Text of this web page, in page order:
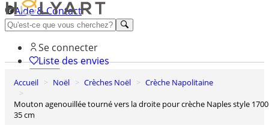
Aide & Contact
Découvrez Premium
Se connecter
Liste des envies
0
Accueil Noël Crèches Noël
Crèche Napolitaine
Mouton agenouillée tourné vers la droite pour crèche Naples style 1700
35 cm